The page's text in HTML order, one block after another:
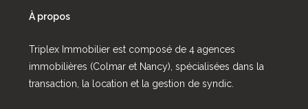
À propos
Triplex Immobilier est composé de 4 agences
immobilières (Colmar et Nancy), spécialisées dans la
transaction, la location et la gestion de syndic.